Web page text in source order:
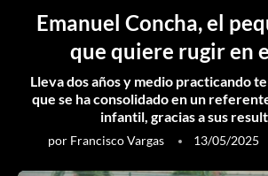
Emanuel Concha, el
que quiere rugir en
Lleva dos años y medio practicando
que se ha consolidado en un
infantil, gracias a sus
por Francisco Vargas 13/05/2025